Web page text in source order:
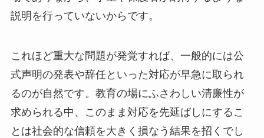
説明を行っていないからです。
これほど重大な問題が発覚すれば、一般的には公
式声明の発表や辞任といった対応が早急に取られ
るのが自然です。教育の場にふさわしい清廉性が
求められる中、このまま対応を先延ばしにするこ
とは社会的な信頼を大きく損なう結果を招くでし